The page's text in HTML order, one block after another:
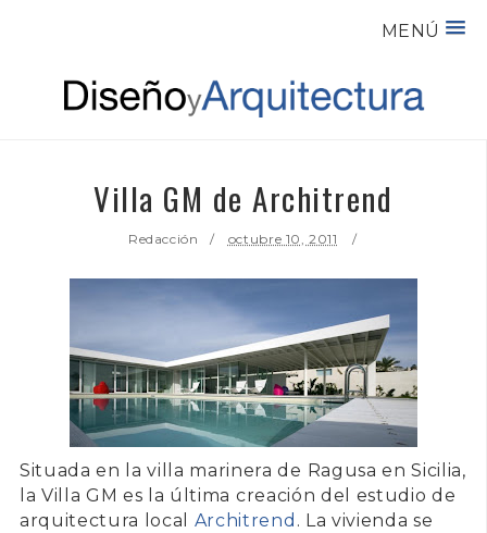
MENÚ
Villa GM de Architrend
Redacción octubre 10, 2011
Situada en la villa marinera de RagusaenSicilia,
laVilla GM es la última creación del estudio de
arquitectura local Architrend . La vivienda se